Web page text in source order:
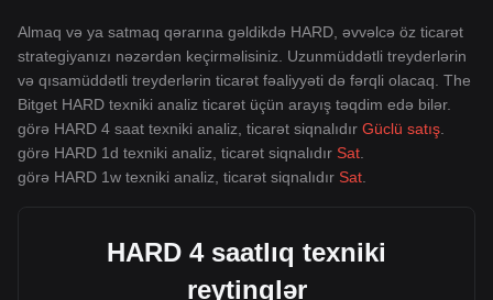
Almaq və ya satmaq qərarına gəldikdə HARD, əvvəlcə öz ticarət
strategiyanızı nəzərdən keçirməlisiniz. Uzunmüddətli treyderlərin
və qısamüddətli treyderlərin ticarət fəaliyyəti də fərqli olacaq. The
Bitget HARD texniki analiz ticarət üçün arayış təqdim edə bilər.
görə HARD 4 saat texniki analiz, ticarət siqnalıdır Güclü satış
görə HARD 1d texniki analiz, ticarət siqnalıdır Sat
görə HARD 1w texniki analiz, ticarət siqnalıdır Sat
HARD 4 saatlıq texniki
reytinqlər